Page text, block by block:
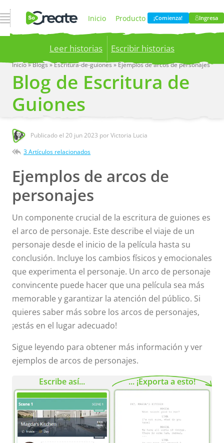
Abrir navegación Inicio Producto
Precios Blog
Compania
¡Comienza! Ingresa
Leer historias Escribir historias
Publish your stories to a global audience.
now!
Inicio»Blogs»Escritura-de-guiones»Ejemplos de arcos de personajes
Blog de Escritura de
Guiones
Publicado el20 jun 2023 por Victoria Lucia
3 Artículos relacionados
Ejemplos de arcos de
personajes
Un componente crucial de la escritura de guiones es
el arco de personaje. Este describe el viaje de un
personaje desde el inicio de la película hasta su
conclusión. Incluye los cambios físicos y emocionales
que experimenta el personaje. Un arco de personaje
convincente puede hacer que una película sea más
memorable y garantizar la atención del público. Si
quieres saber más sobre los arcos de personajes,
¡estás en el lugar adecuado!
Sigue leyendo para obtener más información y ver
ejemplos de arcos de personajes.
Escribe así... ... ¡Exporta a esto!